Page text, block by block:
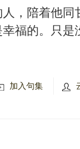
，陪着他
福的。只是
加入句集